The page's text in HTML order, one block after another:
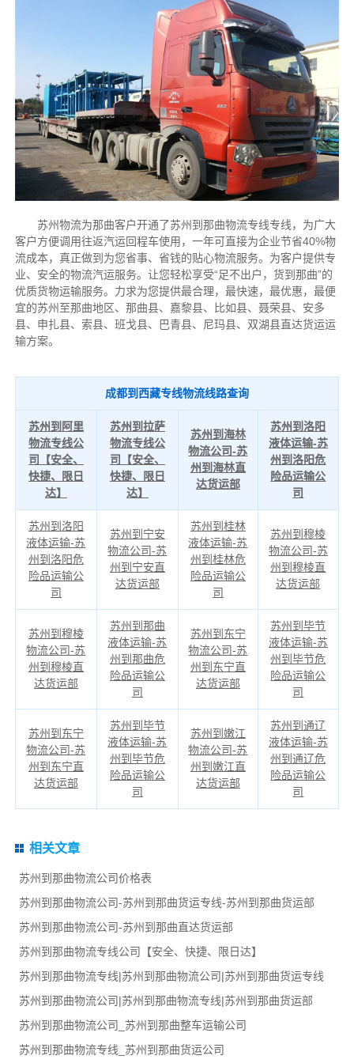
苏州物流为那曲客户开通了苏州到那曲物流专线专线，为广大
客户方便调用往返汽运回程车使用，一年可直接为企业节省40%物
流成本，真正做到为您省事、省钱的贴心物流服务。为客户提供专
业、安全的物流汽运服务。让您轻松享受“足不出户，货到那曲”的
优质货物运输服务。力求为您提供最合理，最快速，最优惠，最便
宜的苏州至那曲地区、那曲县、嘉黎县、比如县、聂荣县、安多
县、申扎县、索县、班戈县、巴青县、尼玛县、双湖县直达货运运
输方案。
成都到西藏专线物流线路查询
苏州到阿里
物流专线公
司【安全、
快捷、限日
达】
苏州到拉萨
物流专线公
司【安全、
快捷、限日
达】
苏州到海林
物流公司-苏
州到海林直
达货运部
苏州到洛阳
液体运输-苏
州到洛阳危
险品运输公
司
苏州到洛阳
液体运输-苏
州到洛阳危
险品运输公
司
苏州到宁安
物流公司-苏
州到宁安直
达货运部
苏州到桂林
液体运输-苏
州到桂林危
险品运输公
司
苏州到穆棱
物流公司-苏
州到穆棱直
达货运部
苏州到穆棱
物流公司-苏
州到穆棱直
达货运部
苏州到那曲
液体运输-苏
州到那曲危
险品运输公
司
苏州到东宁
物流公司-苏
州到东宁直
达货运部
苏州到毕节
液体运输-苏
州到毕节危
险品运输公
司
苏州到东宁
物流公司-苏
州到东宁直
达货运部
苏州到毕节
液体运输-苏
州到毕节危
险品运输公
司
苏州到嫩江
物流公司-苏
州到嫩江直
达货运部
苏州到通辽
液体运输-苏
州到通辽危
险品运输公
司
相关文章
苏州到那曲物流公司价格表
苏州到那曲物流公司-苏州到那曲货运专线-苏州到那曲货运部
苏州到那曲物流公司-苏州到那曲直达货运部
苏州到那曲物流专线公司【安全、快捷、限日达】
苏州到那曲物流专线|苏州到那曲物流公司|苏州到那曲货运专线
苏州到那曲物流公司|苏州到那曲物流专线|苏州到那曲货运部
苏州到那曲物流公司_苏州到那曲整车运输公司
苏州到那曲物流专线_苏州到那曲货运公司